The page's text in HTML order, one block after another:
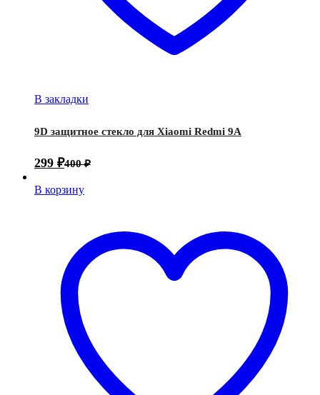
В закладки
9D защитное стекло для Xiaomi Redmi 9A
299 ₽400₽
В корзину